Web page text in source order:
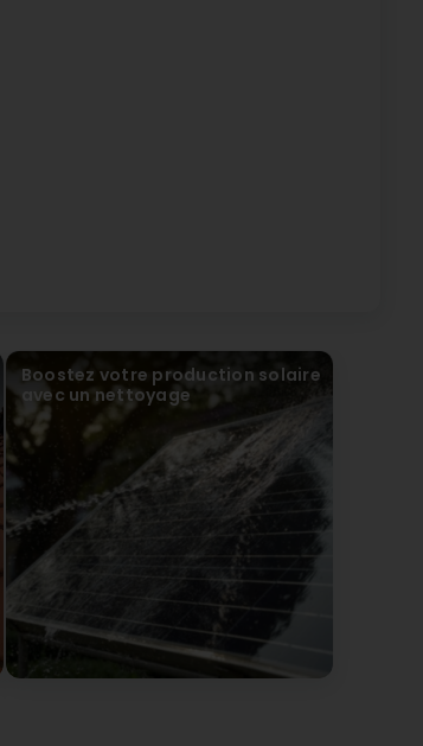
and efficient.
Boostez votre production solaire
avec un nettoyage